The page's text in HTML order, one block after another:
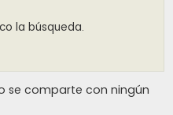
la búsqueda.
se comparte con ningún